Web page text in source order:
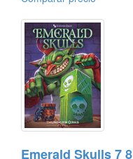
Emerald Skulls 7